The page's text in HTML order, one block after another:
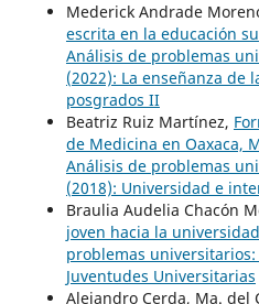
Mederick Andrade
escrita en la educación
Análisis de problemas
(2022): La enseñanza de
posgrados II
Beatriz Ruiz Martínez,
de Medicina en Oaxaca,
Análisis de problemas
(2018): Universidad e
Braulia Audelia Chacón
joven hacia la universidad
problemas universitarios:
Juventudes Universitarias
Alejandro Cerda, Ma. del